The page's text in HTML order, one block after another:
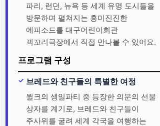
파리, 런던, 뉴욕 등 세계 유명 도시들을
방문하며 펼쳐지는 흥미진진한
에피소드를 대구어린이회관
꾀꼬리극장에서 직접 만나볼 수 있어요.
프로그램 구성
브레드와 친구들의 특별한 여정
윌크의 생일파티 중 등장한 의문의 선물
상자를 계기로, 브레드와 친구들이
주사위를 굴려 세계 각국을 여행하는